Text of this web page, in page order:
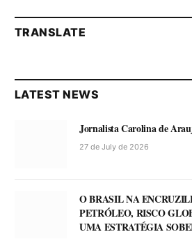
TRANSLATE
LATEST NEWS
Jornalista Carolina de
27 de July de 2026
O BRASIL NA
PETRÓLEO, RISCO
UMA ESTRATÉGIA